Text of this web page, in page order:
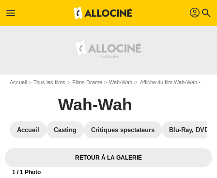
menu profil search
Accueil Tous les films Films Drame Wah-Wah Affiche du film Wah-Wah - Photo 1
Wah-Wah
Accueil Casting Critiques spectateurs Blu-Ray, DVD
RETOUR À LA GALERIE
1 / 1 Photo